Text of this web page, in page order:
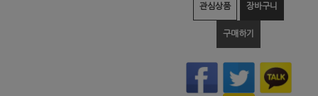
관심상품 장바구니
구매하기